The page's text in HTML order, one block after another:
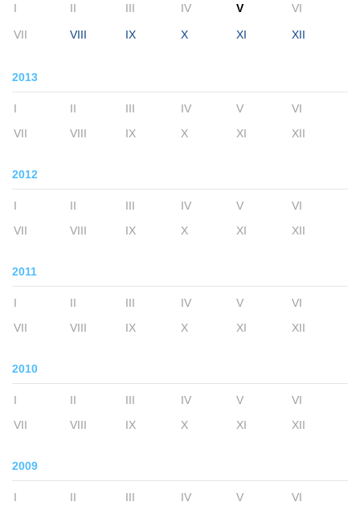
I II III IV V VI
VII VIII IX X XI XII
2013
I II III IV V
VI
VII
VIII IX X XI XII
2012
I II III IV V
VI
VII
VIII IX X XI XII
2011
I II III IV V
VI
VII
VIII IX X XI XII
2010
I II III IV V
VI
VII
VIII IX X XI XII
2009
I II III IV V
VI